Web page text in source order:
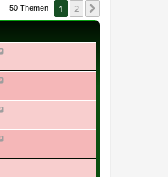
50 Themen 1 2